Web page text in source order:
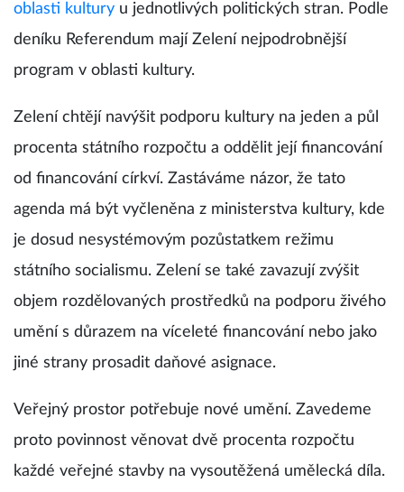
oblasti kultury u jednotlivých politických stran. Podle
deníku Referendum mají Zelení nejpodrobnější
program v oblasti kultury.
Zelení chtějí navýšit podporu kultury na jeden a půl
procenta státního rozpočtu a oddělit její financování
od financování církví. Zastáváme názor, že tato
agenda má být vyčleněna z ministerstva kultury, kde
je dosud nesystémovým pozůstatkem režimu
státního socialismu. Zelení se také zavazují zvýšit
objem rozdělovaných prostředků na podporu živého
umění s důrazem na víceleté financování nebo jako
jiné strany prosadit daňové asignace.
Veřejný prostor potřebuje nové umění. Zavedeme
proto povinnost věnovat dvě procenta rozpočtu
každé veřejné stavby na vysoutěžená umělecká díla.